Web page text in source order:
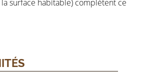
surface habitable) complètent ce